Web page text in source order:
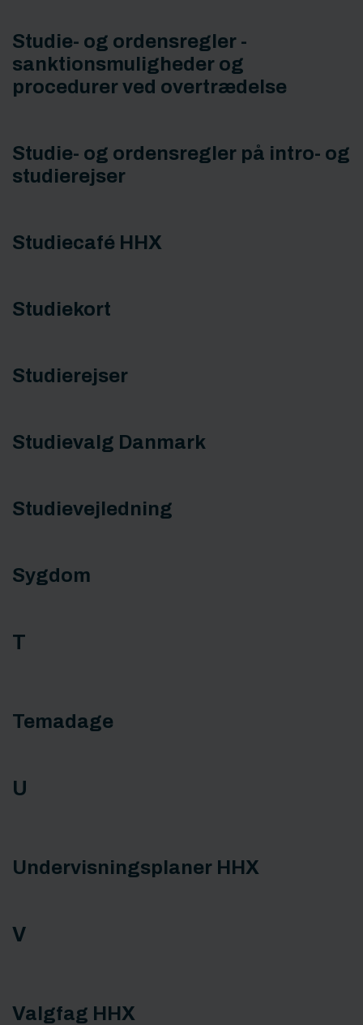
Studie- og ordensregler -
sanktionsmuligheder og
procedurer ved overtrædelse
Studie- og ordensregler på intro- og
studierejser
Studiecafé HHX
Studiekort
Studierejser
Studievalg Danmark
Studievejledning
Sygdom
T
Temadage
U
Undervisningsplaner HHX
V
Valgfag HHX